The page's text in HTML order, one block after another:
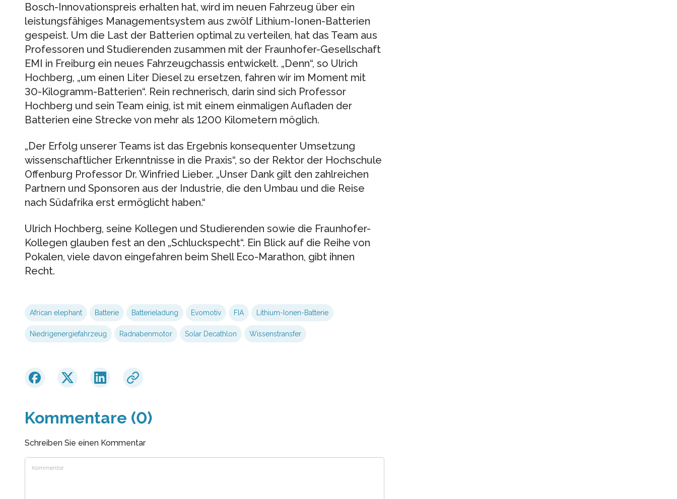
Bosch-Innovationspreis erhalten hat, wird im neuen Fahrzeug über ein
leistungsfähiges Managementsystem aus zwölf Lithium-Ionen-Batterien
gespeist. Um die Last der Batterien optimal zu verteilen, hat das Team aus
Professoren und Studierenden zusammen mit der Fraunhofer-Gesellschaft
EMI in Freiburg ein neues Fahrzeugchassis entwickelt. „Denn“, so Ulrich
Hochberg, „um einen Liter Diesel zu ersetzen, fahren wir im Moment mit
30-Kilogramm-Batterien“. Rein rechnerisch, darin sind sich Professor
Hochberg und sein Team einig, ist mit einem einmaligen Aufladen der
Batterien eine Strecke von mehr als 1200 Kilometern möglich.
„Der Erfolg unserer Teams ist das Ergebnis konsequenter Umsetzung
wissenschaftlicher Erkenntnisse in die Praxis“, so der Rektor der Hochschule
Offenburg Professor Dr. Winfried Lieber. „Unser Dank gilt den zahlreichen
Partnern und Sponsoren aus der Industrie, die den Umbau und die Reise
nach Südafrika erst ermöglicht haben.“
Ulrich Hochberg, seine Kollegen und Studierenden sowie die Fraunhofer-
Kollegen glauben fest an den „Schluckspecht“. Ein Blick auf die Reihe von
Pokalen, viele davon eingefahren beim Shell Eco-Marathon, gibt ihnen
Recht.
African elephant Batterie Batterieladung Evomotiv FIA Lithium-Ionen-Batterie
Niedrigenergiefahrzeug Radnabenmotor Solar Decathlon Wissenstransfer
Kommentare (0)
Schreiben Sie einen Kommentar